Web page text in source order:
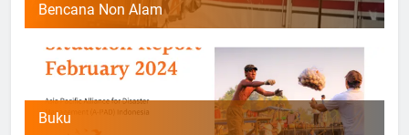
Bencana Non Alam
Buku